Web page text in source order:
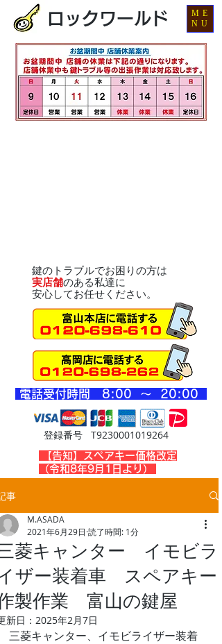
ロックワールド
鍵のトラブルでお困りの方は
実店舗のある私達に
安心してお任せください。
登録番号 T9230001019264
​電話受付時間 8:00 ～ 20:00
​【告知】スペアキー価格改定
（令和8年9月1日より）
ME
NU
事
菱キャンター イモビラ
ザー装着車 スペアキー
製作業 富山の鍵屋
M.ASADA
2021年6月29日 読了時間: 1分
新日： 2025年2月7日
三菱キャンター、イモビライザー装着